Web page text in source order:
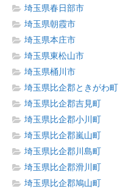
埼玉県春日部市
埼玉県朝霞市
埼玉県本庄市
埼玉県東松山市
埼玉県桶川市
埼玉県比企郡ときがわ町
埼玉県比企郡吉見町
埼玉県比企郡小川町
埼玉県比企郡嵐山町
埼玉県比企郡川島町
埼玉県比企郡滑川町
埼玉県比企郡鳩山町